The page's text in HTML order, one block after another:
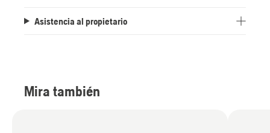
Asistencia al propietario
Mira también